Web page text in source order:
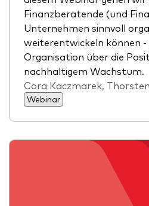
Finanzberatende (und
Unternehmen sinnvoll
weiterentwickeln können
Organisation über die
nachhaltigem Wachstum.
Cora Kaczmarek,
Webinar